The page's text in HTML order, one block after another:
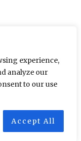
experience,
analyze our
to our use
Accept All